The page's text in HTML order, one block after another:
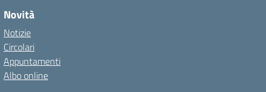
Novità
Notizie
Circolari
Appuntamenti
Albo online